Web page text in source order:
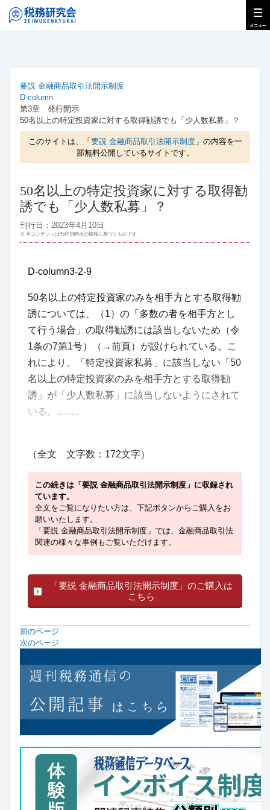
要説 金融商品取引法開示制度
D-column
第3章 発行開示
50名以上の特定投資家に対する取得勧誘でも「少人数私募」？
このサイトは、「 要説 金融商品取引法開示制度」の内容を一
部無料公開しているサイトです。
50名以上の特定投資家に対する取得勧
誘でも「少人数私募」？
刊行日：2023年4月10日
※ 本コンテンツは刊行日時点の情報に基づくものです
D-column3-2-9
50名以上の特定投資家のみを相手方とする取得勧
誘については、（1）の「多数の者を相手方とし
て行う場合」の取得勧誘には該当しないため（令
1条の7第1号）（→前頁）が設けられている。こ
れにより、「特定投資家私募」に該当しない「50
名以上の特定投資家のみを相手方とする取得勧
誘」が「少人数私募」に該当しないようにされて
いる。.........
（全文 文字数：172文字）
この続きは「要説 金融商品取引法開示制度」に収録され
ています。
全文をご覧になりたい方は、下記ボタンからご購入をお
願いいたします。
「要説 金融商品取引法開示制度」では、金融商品取引法
関連の様々な事例もご覧いただけます。
「要説 金融商品取引法開示制度」のご購入は
こちら
前のページ
次のページ